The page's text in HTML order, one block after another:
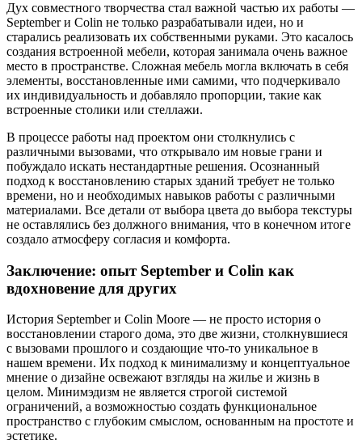
Дух совместного творчества стал важной частью их работы —
September и Colin не только разрабатывали идеи, но и
старались реализовать их собственными руками. Это касалось
создания встроенной мебели, которая занимала очень важное
место в пространстве. Сложная мебель могла включать в себя
элементы, восстановленные ими самими, что подчеркивало
их индивидуальность и добавляло пропорции, такие как
встроенные столики или стеллажи.
В процессе работы над проектом они столкнулись с
различными вызовами, что открывало им новые грани и
побуждало искать нестандартные решения. Осознанный
подход к восстановлению старых зданий требует не только
времени, но и необходимых навыков работы с различными
материалами. Все детали от выбора цвета до выбора текстуры
не оставлялись без должного внимания, что в конечном итоге
создало атмосферу согласия и комфорта.
Заключение: опыт September и Colin как
вдохновение для других
История September и Colin Moore — не просто история о
восстановлении старого дома, это две жизни, столкнувшиеся
с вызовами прошлого и создающие что-то уникальное в
нашем времени. Их подход к минимализму и концептуальное
мнение о дизайне освежают взгляды на жилье и жизнь в
целом. Минимэдизм не является строгой системой
ограничений, а возможностью создать функциональное
пространство с глубоким смыслом, основанным на простоте и
эстетике.